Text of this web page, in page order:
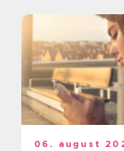
06. august